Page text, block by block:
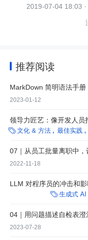
2019-07-04 18:03 ·
推荐阅读
MarkDown 简明语法手册
2023-01-12
领导力匠艺：像开发人员
文化 & 方法 最佳实践
07｜从员工批量离职中，
2022-11-18
LLM 对程序员的冲击和影
生成式 AI
04｜用问题描述自检表澄
2023-07-28